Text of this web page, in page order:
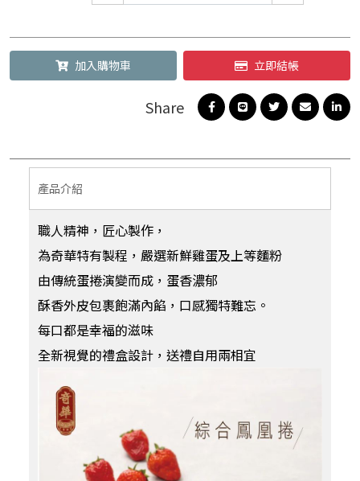
加入購物車 立即結帳
產品介紹
職人精神，匠心製作，
為奇華特有製程，嚴選新鮮雞蛋及上等麵粉
由傳統蛋捲演變而成，蛋香濃郁
酥香外皮包裹飽滿內餡，口感獨特難忘。
每口都是幸福的滋味
全新視覺的禮盒設計，送禮自用兩相宜